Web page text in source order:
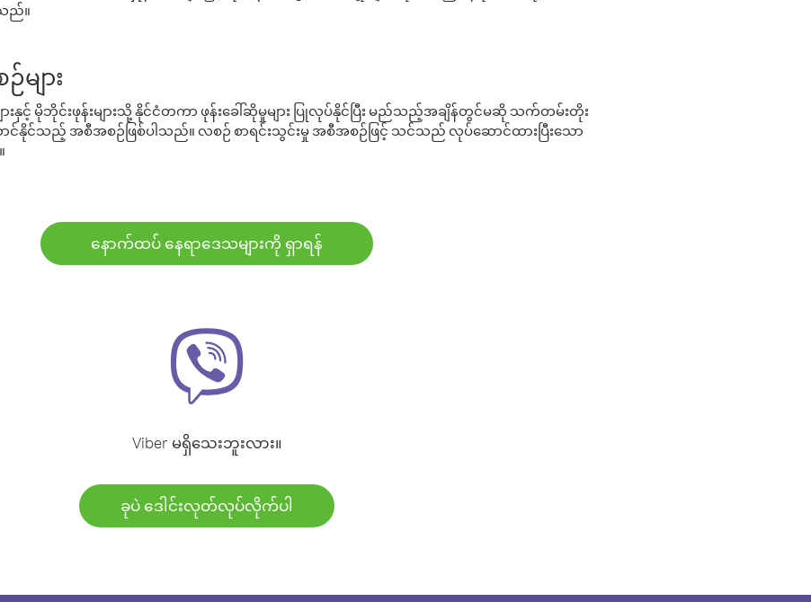
ည်။
ျား
နှင့် မိုဘိုင်းဖုန်းများသို့ နိုင်ငံတကာ ဖုန်းခေါ်ဆိုမှုများ ပြုလုပ်နိုင်ပြီး မည်သည့်အချိန်တွင်မဆို သက်တမ်းတိုး
နိုင်သည့် အစီအစဉ်ဖြစ်ပါသည်။ လစဉ် စာရင်းသွင်းမှု အစီအစဉ်ဖြင့် သင်သည် လုပ်ဆောင်ထားပြီးသော
နောက်ထပ် နေရာဒေသများကို ရှာရန်
Viber မရှိသေးဘူးလား။
ခုပဲ ဒေါင်းလုတ်လုပ်လိုက်ပါ